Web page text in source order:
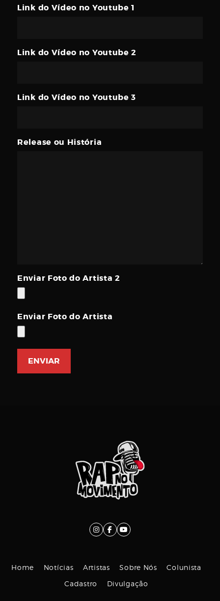
Link do Vídeo no Youtube 1
Link do Vídeo no Youtube 2
Link do Vídeo no Youtube 3
Release ou História
Enviar Foto do Artista 2
Enviar Foto do Artista
Home Notícias Artistas Sobre Nós
Colunista
Cadastro
Divulgação